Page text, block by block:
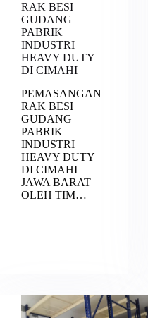
RAK BESI
GUDANG
PABRIK
INDUSTRI
HEAVY DUTY
DI CIMAHI
PEMASANGAN
RAK BESI
GUDANG
PABRIK
INDUSTRI
HEAVY DUTY
DI CIMAHI –
JAWA BARAT
OLEH TIM…